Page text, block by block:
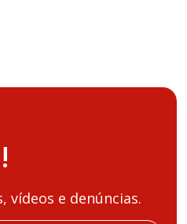
vídeos e denúncias.